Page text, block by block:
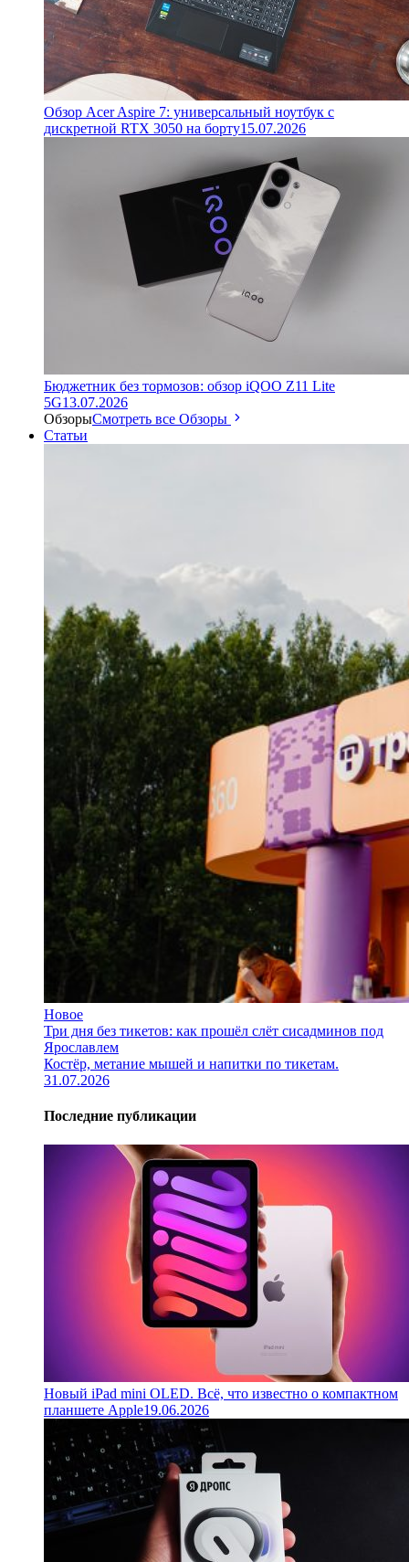
Обзор Acer Aspire 7: универсальный ноутбук с
дискретной RTX 3050 на борту15.07.2026
Бюджетник без тормозов: обзор iQOO Z11 Lite
5G13.07.2026
ОбзорыСмотреть все Обзоры
Статьи
Новое
Три дня без тикетов: как прошёл слёт сисадминов под
Ярославлем
Костёр, метание мышей и напитки по тикетам.
31.07.2026
Последние публикации
Новый iPad mini OLED. Всё, что известно о компактном
планшете Apple19.06.2026